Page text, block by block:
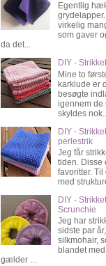
Egentlig
virkelig
som gaver
da det...
DIY -
Mine to
karklude er
besøgte
igennem de
skyldes nok...
DIY -
perlestrik
Jeg får
tiden. Disse
favoritter.
med
DIY -
Scrunchie
Jeg har
sidste par
silkmohair,
blandet
gælder ...